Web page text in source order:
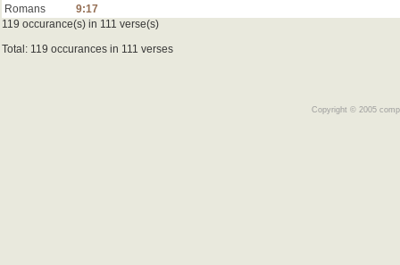
Romans
9:17
119 occurance(s) in 111 verse(s)
Total: 119 occurances in 111 verses
Copyright © 2005